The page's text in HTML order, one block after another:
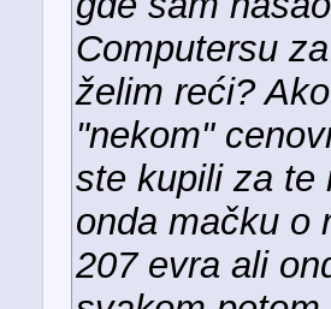
Computersu
želim reći?
"nekom"
ste kupili za te
onda mačku o
207 evra ali